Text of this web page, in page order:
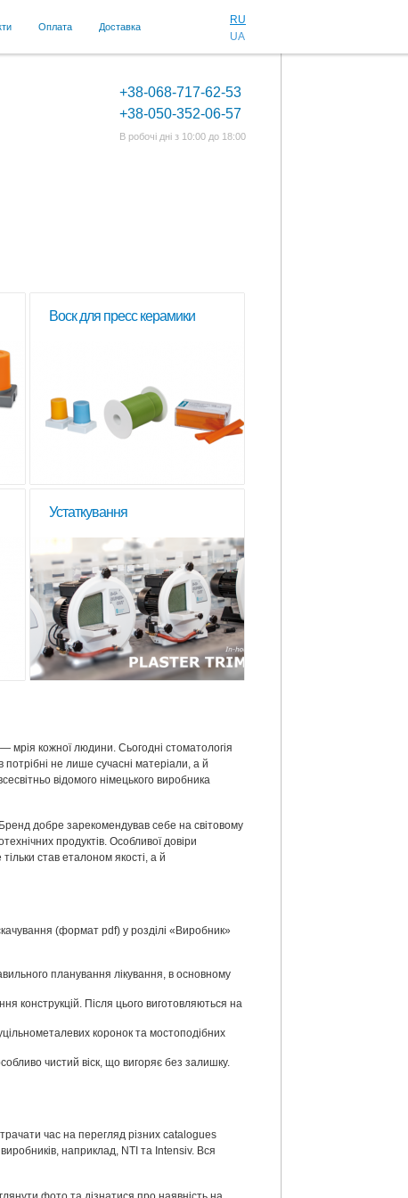
Оплата Доставка
RU
UA
+38-068-717-62-53
+38-050-352-06-57
В робочі дні з 10:00 до 18:00
Воск для пресс керамики
Устаткування
мрія кожної людини. Сьогодні стоматологія
не лише сучасні матеріали, а й
відомого німецького виробника
добре зарекомендував себе на світовому
продуктів. Особливої довіри
став еталоном якості, а й
(формат pdf) у розділі «Виробник»
планування лікування, в основному
конструкцій. Після цього виготовляються на
коронок та мостоподібних
чистий віск, що вигоряє без залишку.
час на перегляд різних catalogues
наприклад, NTI та Intensiv. Вся